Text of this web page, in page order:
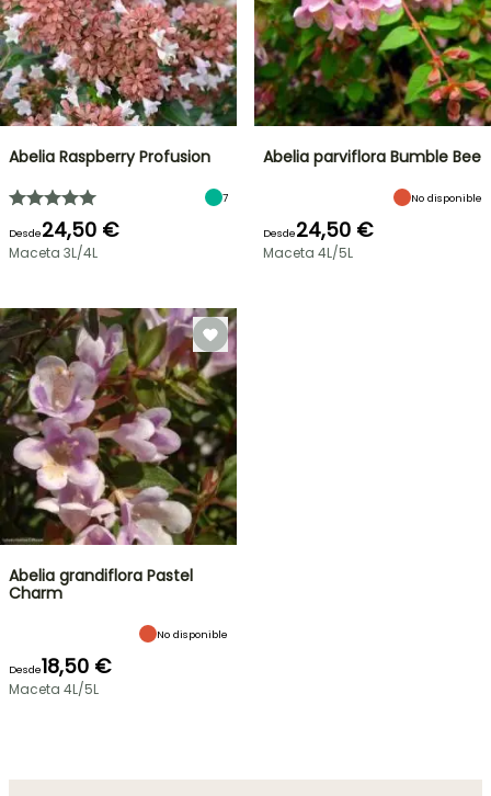
Abelia Raspberry Profusion
7
Desde24,50 €
Maceta 3L/4L
Abelia parviflora Bumble Bee
No disponible
Desde24,50 €
Maceta 4L/5L
Abelia grandiflora Pastel
Charm
No disponible
Desde18,50 €
Maceta 4L/5L